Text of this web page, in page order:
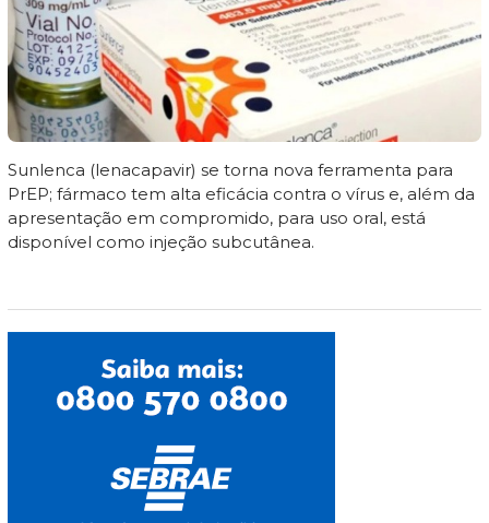
Sunlenca (lenacapavir) se torna nova ferramenta para
PrEP; fármaco tem alta eficácia contra o vírus e, além da
apresentação em compromido, para uso oral, está
disponível como injeção subcutânea.